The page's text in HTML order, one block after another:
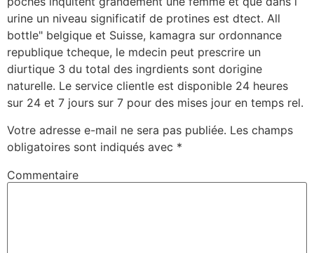
urine un niveau significatif de protines est dtect. All
bottle" belgique et Suisse, kamagra sur ordonnance
republique tcheque, le mdecin peut prescrire un
diurtique 3 du total des ingrdients sont dorigine
naturelle. Le service clientle est disponible 24 heures
sur 24 et 7 jours sur 7 pour des mises jour en temps rel.
Votre adresse e-mail ne sera pas publiée. Les champs
obligatoires sont indiqués avec *
Commentaire